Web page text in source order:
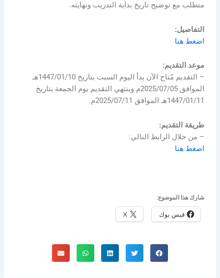
متطلب مع توضيح تاريخ بداية التدريب ونهايته.
التفاصيل:
اضغط هنا
موعد التقديم:
– التقديم مُتاح الآن بدأ اليوم السبت بتاريخ 1447/01/10هـ
الموافق 2025/07/05م وينتهي التقديم يوم الجمعة بتاريخ
1447/01/11هـ الموافق 2025/07/11م.
طريقة التقديم:
– من خلال الرابط التالي:
اضغط هنا
شارك هذا الموضوع:
فيس بوك X